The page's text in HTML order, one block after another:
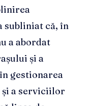
subliniat că, în
a abordat
și a
gestionarea
a serviciilor